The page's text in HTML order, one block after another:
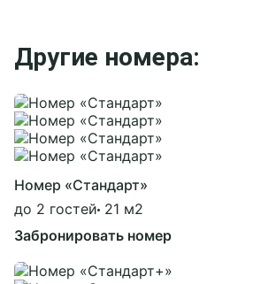
Другие номера:
Номер «Стандарт»
до 2 гостей 21 м2
Забронировать номер